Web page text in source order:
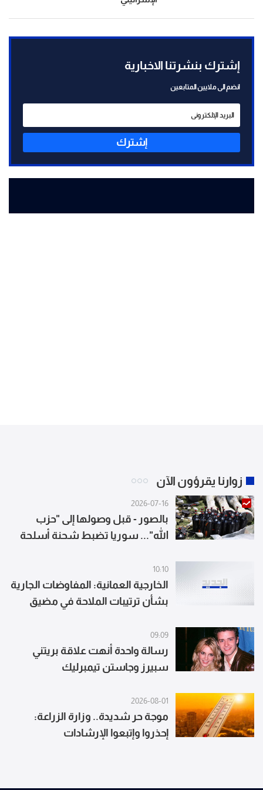
إشترك بنشرتنا الاخبارية
انضم الى ملايين المتابعين
إشترك
زوارنا يقرؤون الآن
2026-07-16
بالصور - قبل وصولها إلى "حزب
الله"... سوريا تضبط شحنة أسلحة
10:10
الخارجية العمانية: المفاوضات الجارية
بشأن ترتيبات الملاحة في مضيق
09:09
رسالة واحدة أنهت علاقة بريتني
سبيرز وجاستن تيمبرليك
2026-08-01
موجة حر شديدة.. وزارة الزراعة:
إحذروا وإتبعوا الإرشادات